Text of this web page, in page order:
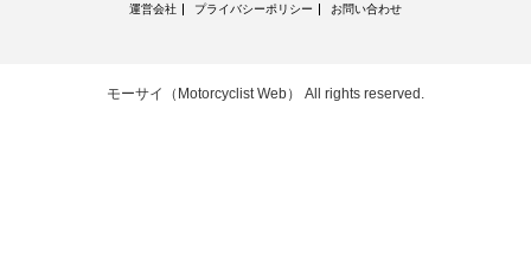
運営会社 プライバシーポリシー お問い合わせ
モーサイ（Motorcyclist Web） All rights reserved.